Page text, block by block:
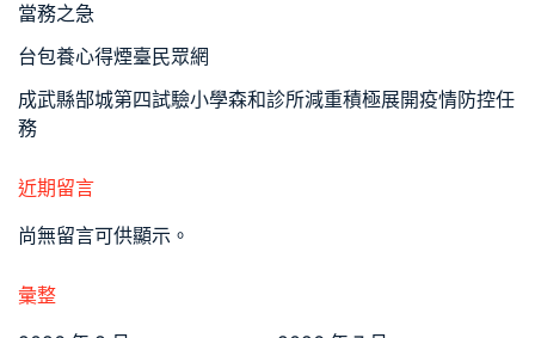
當務之急
台包養心得煙臺民眾網
成武縣郜城第四試驗小學森和診所減重積極展開疫情防控任
務
近期留言
尚無留言可供顯示。
彙整